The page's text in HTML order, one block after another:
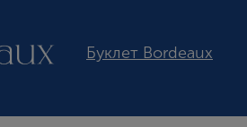
Буклет Bordeaux